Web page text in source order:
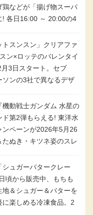
などが「揚げ物スーパ
! 各日16:00 ～ 20:00の4
税抜き69円!
トスンスン」クリアファ
ン×ロッテのバレンタイ
3日スタート。セブ
ソンの3社で異なるデザ
機動戦士ガンダム 水星の
ド第2弾もらえる! 東洋水
ンペーンが2026年5月26
たぬき・キツネ姿のスレ
が全6種のクリアスタ
ュガーバタークレー
頃から販売中、もちも
＆シュガー＆バターを
に楽しめる冷凍食品。2